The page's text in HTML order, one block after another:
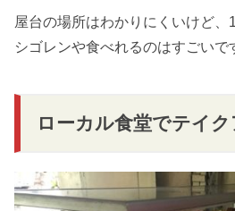
屋台の場所はわかりにくいけど、
シゴレンや食べれるのはすごいで
ローカル食堂でテイ